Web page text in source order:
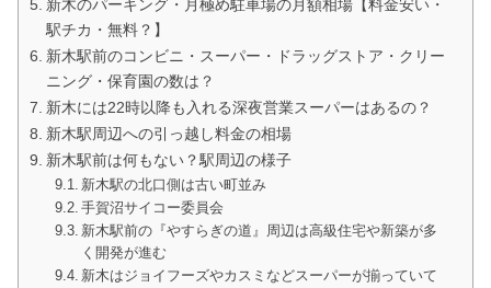
新木のパーキング・月極め駐車場の月額相場【料金安い・
駅チカ・無料？】
新木駅前のコンビニ・スーパー・ドラッグストア・クリー
ニング・保育園の数は？
新木には22時以降も入れる深夜営業スーパーはあるの？
新木駅周辺への引っ越し料金の相場
新木駅前は何もない？駅周辺の様子
新木駅の北口側は古い町並み
手賀沼サイコー委員会
新木駅前の『やすらぎの道』周辺は高級住宅や新築が多
く開発が進む
新木はジョイフーズやカスミなどスーパーが揃っていて